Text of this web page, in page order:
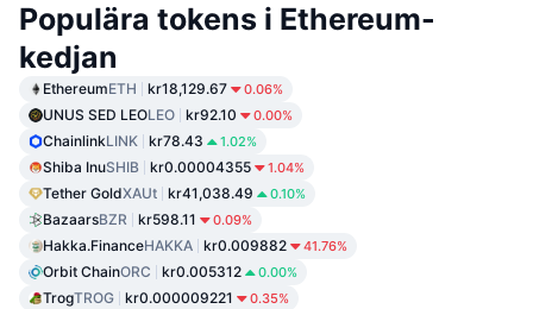
Populära tokens i Ethereum-
kedjan
EthereumETH kr18,129.67 0.06%
UNUS SED LEOLEO kr92.10 0.00%
ChainlinkLINK kr78.43 1.02%
Shiba InuSHIB kr0.00004355 1.04%
Tether GoldXAUt kr41,038.49 0.10%
BazaarsBZR kr598.11 0.09%
Hakka.FinanceHAKKA kr0.009882 41.76%
Orbit ChainORC kr0.005312 0.00%
TrogTROG kr0.000009221 0.35%